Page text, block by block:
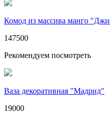
Комод из массива манго
147500
Рекомендуем посмотреть
Ваза декоративная "Мадрид"
19000